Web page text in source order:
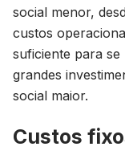
social menor,
custos
suficiente para se
grandes
social maior.
Custos